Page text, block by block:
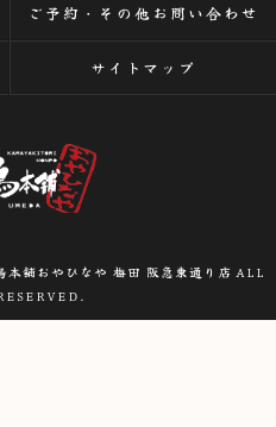
ご予約・その他お問い合わせ
サイトマップ
舗おやひなや 梅田 阪急東通り店 ALL